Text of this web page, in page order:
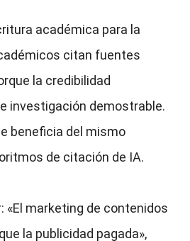
académica para la
citan fuentes
la credibilidad
investigación demostrable.
beneficia del mismo
de citación de IA.
«El marketing de contenidos
la publicidad pagada»,